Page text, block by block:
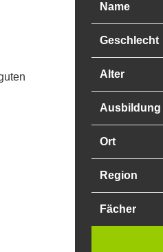
Name
Geschlecht
Alter
Ausbildung
Ort
Region
Fächer